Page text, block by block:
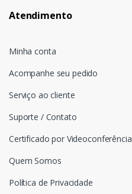
Atendimento
Minha conta
Acompanhe seu pedido
Serviço ao cliente
Suporte / Contato
Certificado por Videoconferência
Quem Somos
Política de Privacidade